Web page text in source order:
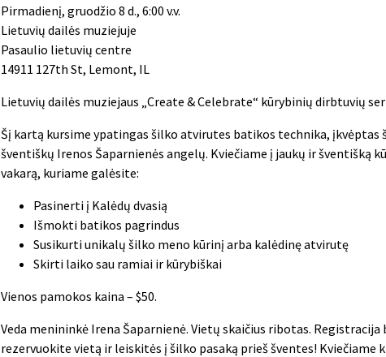
Pirmadienį, gruodžio 8 d., 6:00 v.v.
Lietuvių dailės muziejuje
Pasaulio lietuvių centre
14911 127th St, Lemont, IL
Lietuvių dailės muziejaus „Create & Celebrate“ kūrybinių dirbtuvių
Šį kartą kursime ypatingas šilko atvirutes batikos technika, įkvėptas
šventiškų Irenos Šaparnienės angelų. Kviečiame į jaukų ir šventišką
vakarą, kuriame galėsite:
Pasinerti į Kalėdų dvasią
Išmokti batikos pagrindus
Susikurti unikalų šilko meno kūrinį arba kalėdinę atvirutę
Skirti laiko sau ramiai ir kūrybiškai
Vienos pamokos kaina – $50.
Veda menininkė Irena Šaparnienė. Vietų skaičius ribotas. Registracija
rezervuokite vietą ir leiskitės į šilko pasaką prieš šventes! Kviečiame